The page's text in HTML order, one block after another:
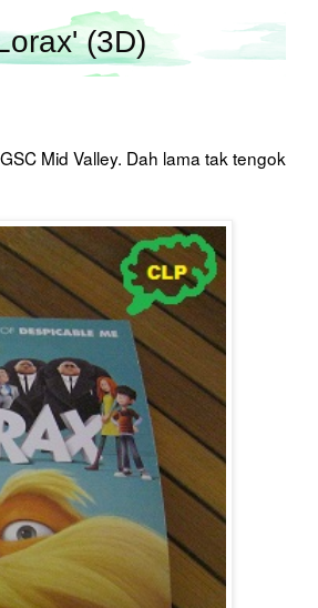
(3D)
Mid Valley. Dah lama tak tengok